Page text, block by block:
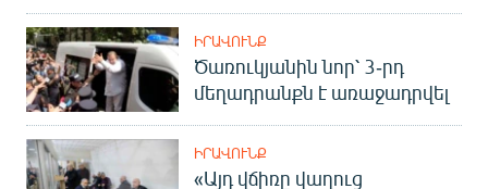
ԻՐԱՎՈՒՆՔ
Ծառուկյանին նոր՝ 3-րդ
մեղադրանքն է առաջադրվել
ԻՐԱՎՈՒՆՔ
«Այդ վճիռը վաղուց